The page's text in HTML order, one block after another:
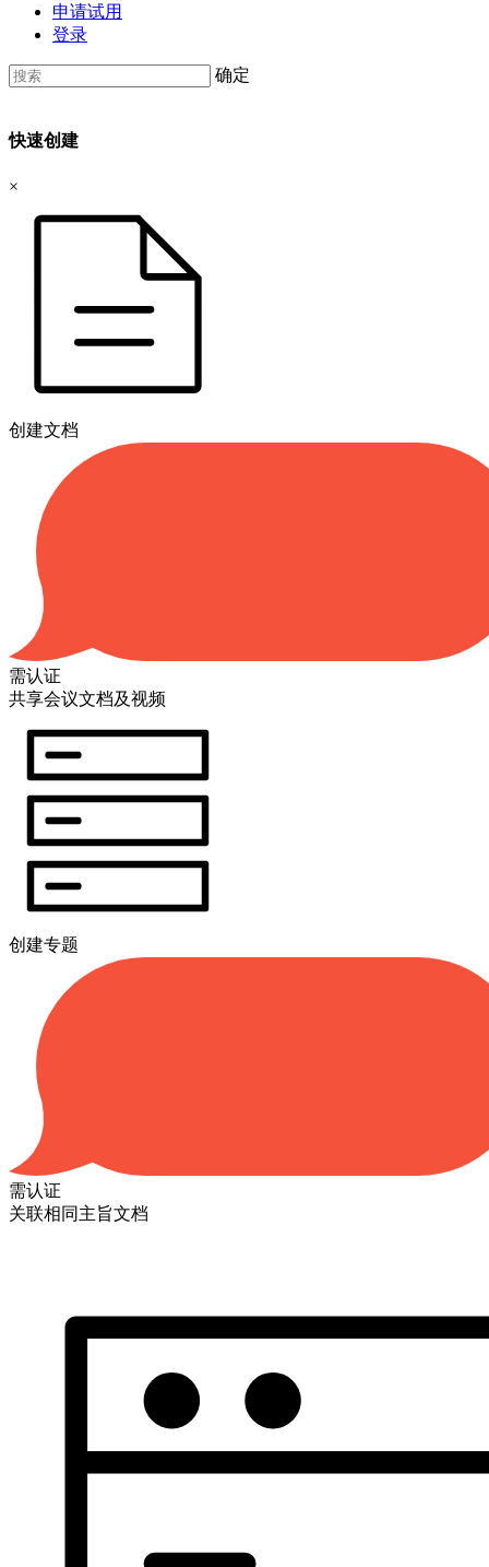
申请试用
登录
确定
快速创建
×
创建文档
需认证
共享会议文档及视频
创建专题
需认证
关联相同主旨文档